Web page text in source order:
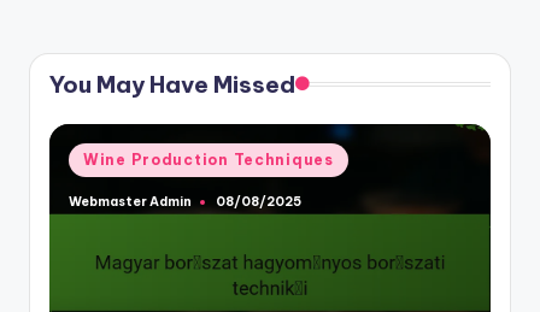
You May Have Missed
Posted
in
Wine Production Techniques
Posted
Webmaster Admin 08/08/2025